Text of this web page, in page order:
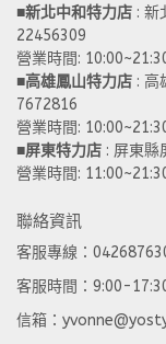
■新北中和特力店 : 新
22456309
營業時間:
■高雄鳳山特力店 : 高
7672816
營業時間:
■屏東特力店 : 屏東
營業時間:
聯絡資訊
客服專線：
客服時間：9:00-
信箱：